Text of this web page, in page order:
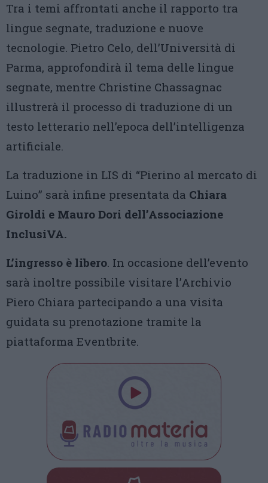
Tra i temi affrontati anche il rapporto tra
lingue segnate, traduzione e nuove
tecnologie. Pietro Celo, dell’Università di
Parma, approfondirà il tema delle lingue
segnate, mentre Christine Chassagnac
illustrerà il processo di traduzione di un
testo letterario nell’epoca dell’intelligenza
artificiale.
La traduzione in LIS di “Pierino al mercato di
Luino” sarà infine presentata da Chiara
Giroldi e Mauro Dori dell’Associazione
InclusiVA.
L’ingresso è libero. In occasione dell’evento
sarà inoltre possibile visitare l’Archivio
Piero Chiara partecipando a una visita
guidata su prenotazione tramite la
piattaforma Eventbrite.